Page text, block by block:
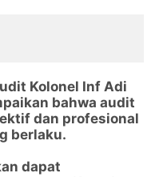
Kolonel Inf Adi
bahwa audit
dan profesional
berlaku.
dapat